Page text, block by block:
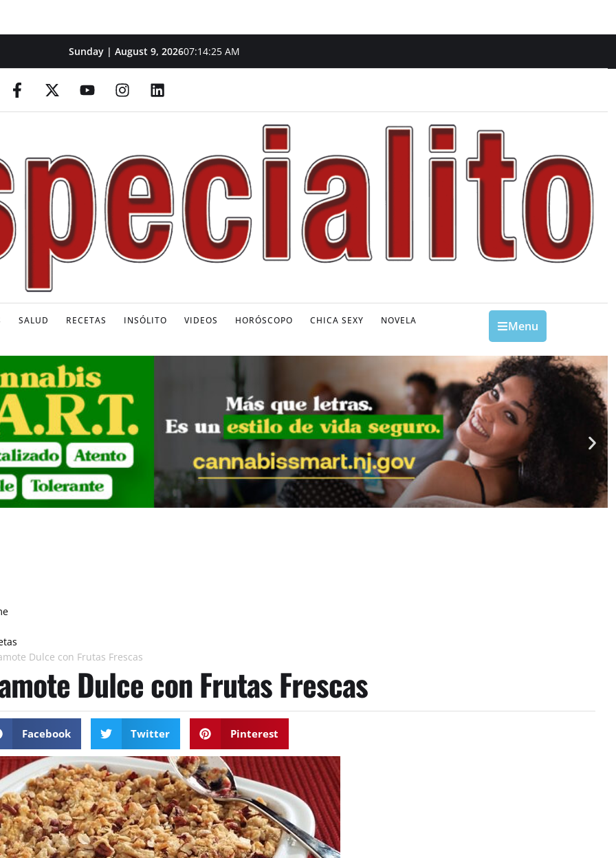
Sunday | August 9, 202607:14:26 AM
SALUD RECETAS INSÓLITO VIDEOS HORÓSCOPO CHICA SEXY NOVELA Menu
Dulce con Frutas Frescas
Dulce con Frutas Frescas
Facebook Twitter Pinterest